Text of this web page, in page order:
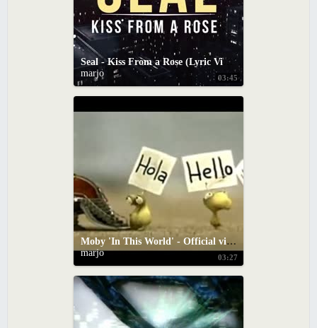
03:45
Seal - Kiss From a Rose (Lyric Video)
marjo
03:27
Moby 'In This World' - Official video
marjo